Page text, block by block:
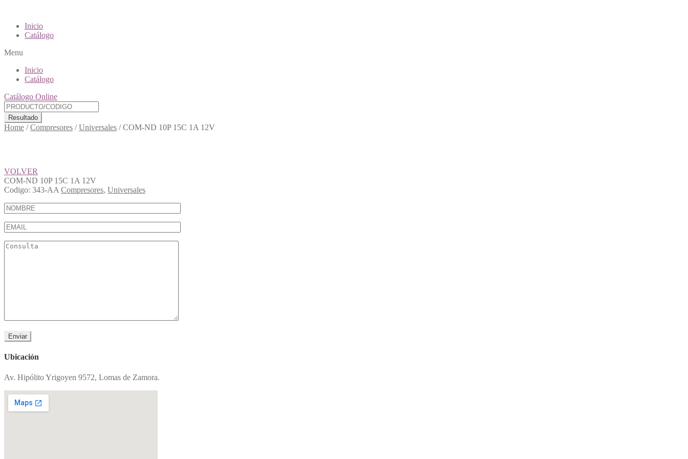
Inicio
Catálogo
Menu
Inicio
Catálogo
Catálogo Online
Resultado
Home /Compresores /Universales /COM-ND 10P 15C 1A 12V
VOLVER
COM-ND 10P 15C 1A 12V
Codigo: 343-AA Compresores, Universales
Ubicación
Av. Hipólito Yrigoyen 9572, Lomas de Zamora.